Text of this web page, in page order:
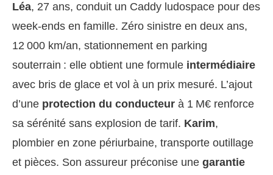
Léa, 27 ans, conduit un Caddy ludospace pour des
week-ends en famille. Zéro sinistre en deux ans,
12 000 km/an, stationnement en parking
souterrain : elle obtient une formule intermédiaire
avec bris de glace et vol à un prix mesuré. L’ajout
d’une protection du conducteur à 1 M€ renforce
sa sérénité sans explosion de tarif. Karim,
plombier en zone périurbaine, transporte outillage
et pièces. Son assureur préconise une garantie